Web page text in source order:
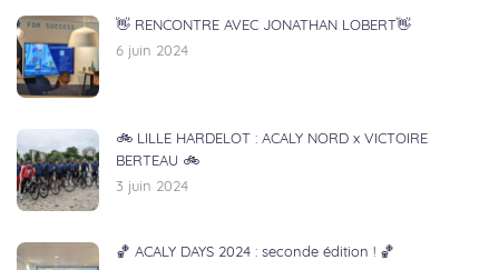
👋 RENCONTRE AVEC JONATHAN LOBERT👋
6 juin 2024
🚲 LILLE HARDELOT : ACALY NORD x VICTOIRE
BERTEAU 🚲
3 juin 2024
🏀 ACALY DAYS 2024 : seconde édition ! 🏀